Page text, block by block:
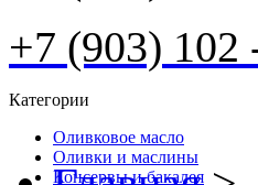
+7 (903) 102
Категории
Оливковое масло
Оливки и маслины
Консервы и бакалея